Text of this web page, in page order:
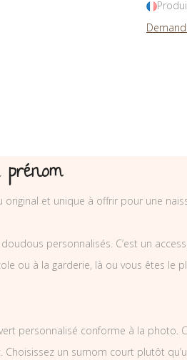
et unique à offrir pour une
personnalisés. C’est un
ou à la garderie, là ou vous êtes le
personnalisé conforme à la photo.
un surnom court plutôt